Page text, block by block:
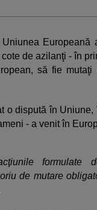
de azilanţi - în
să fie
o dispută în
- a venit în
formulate
de mutare